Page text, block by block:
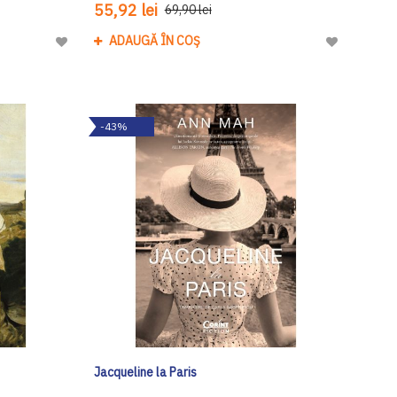
Adaugă
Dorinte
55,92 lei 69,90 lei
ADAUGĂ ÎN COȘ
Adaugă
-43%
Jacqueline la Paris